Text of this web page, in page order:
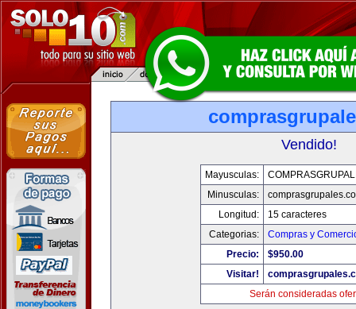
Vendido!
Mayusculas:
Minusculas:
Longitud:
15 caracteres
Categorias:
Compras y
Precio:
$950.00
Visitar!
Serán consideradas